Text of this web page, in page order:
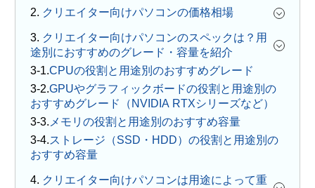
2. クリエイター向けパソコンの価格相場
3. クリエイター向けパソコンのスペックは？用
途別におすすめのグレード・容量を紹介
CPUの役割と用途別のおすすめグレード
GPUやグラフィックボードの役割と用途別の
おすすめグレード（NVIDIA RTXシリーズなど）
メモリの役割と用途別のおすすめ容量
ストレージ（SSD・HDD）の役割と用途別の
おすすめ容量
4. クリエイター向けパソコンは用途によって重